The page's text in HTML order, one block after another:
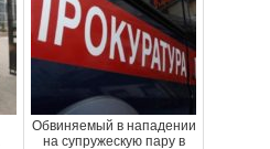
Обвиняемый в нападении
на супружескую пару в